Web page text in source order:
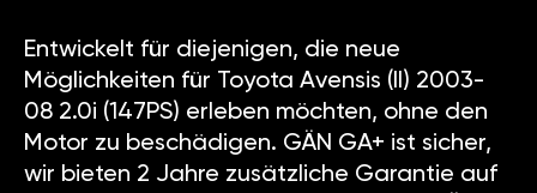
Entwickelt für diejenigen, die neue
Möglichkeiten für Toyota Avensis (II) 2003-
08 2.0i (147PS) erleben möchten, ohne den
Motor zu beschädigen. GÄN GA+ ist sicher,
wir bieten 2 Jahre zusätzliche Garantie auf